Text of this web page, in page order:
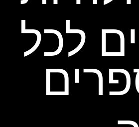
לכל